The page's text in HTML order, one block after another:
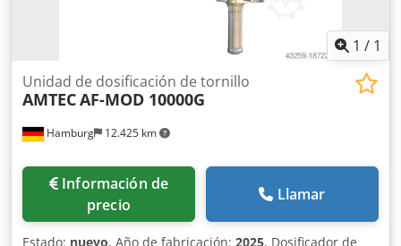
1 / 1
Hamburg 12.425 km
Unidad de dosificación de tornillo
AMTECAF-MOD 10000G
Información de
precio
Llamar
Estado: nuevo, Año de fabricación: 2025, Dosificador de